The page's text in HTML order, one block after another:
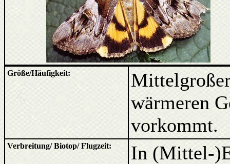
Größe/Häufigkeit:
wärmeren
vorkommt.
Verbreitung/ Biotop/ Flugzeit:
In (Mittel-